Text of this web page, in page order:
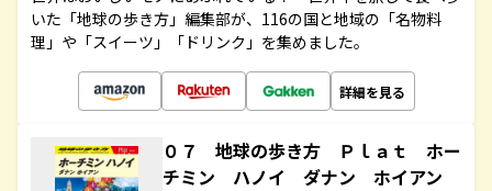
いた「地球の歩き方」編集部が、116の国と地域の「名物料
理」や「スイーツ」「ドリンク」を集めました。
詳細を見る
０７ 地球の歩き方 Ｐｌａｔ ホー
チミン ハノイ ダナン ホイアン